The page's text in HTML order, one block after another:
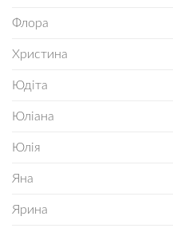
Флора
Христина
Юдіта
Юліана
Юлія
Яна
Ярина